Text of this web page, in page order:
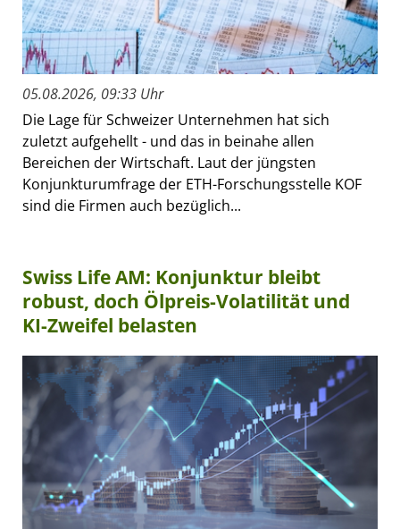
05.08.2026, 09:33 Uhr
Die Lage für Schweizer Unternehmen hat sich
zuletzt aufgehellt - und das in beinahe allen
Bereichen der Wirtschaft. Laut der jüngsten
Konjunkturumfrage der ETH-Forschungsstelle KOF
sind die Firmen auch bezüglich...
Swiss Life AM: Konjunktur bleibt
robust, doch Ölpreis-Volatilität und
KI-Zweifel belasten